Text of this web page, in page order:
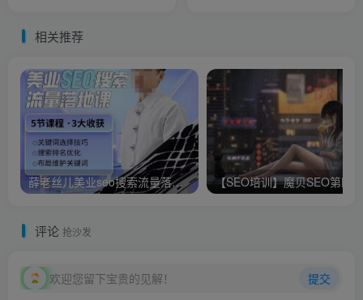
相关推荐
薛老丝儿美业seo搜索流量落地课，一周暴涨20w粉丝，全干货讲解 【SEO培训】魔贝SEO第四期
评论 抢沙发
欢迎您留下宝贵的见解！ 提交